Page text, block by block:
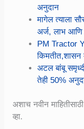
अनुदान
मागेल त्याला
अर्ज, लाभ आणि
PM Tractor
किमतीत,शासन
अटल बांबू
तेही 50%
अशाच नवीन
व्हा.